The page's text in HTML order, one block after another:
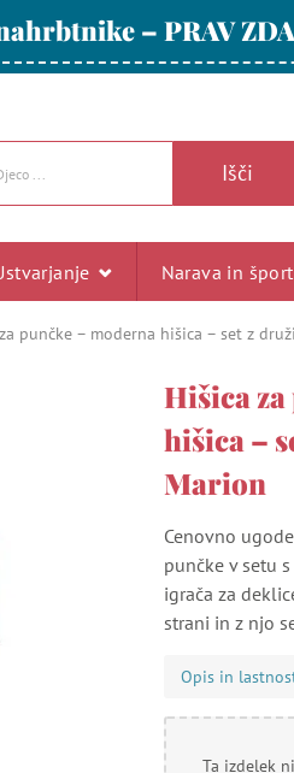
– PRAV
Išči
Narava in šport
punčke – moderna hišica – set z
Hišica
hišica –
Marion
Cenovno
punčke v setu
igrača za
strani in z njo
Opis in
Ta izdelek